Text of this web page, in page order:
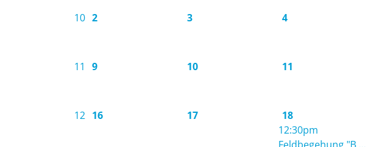
10 2 3 4
11 9 10 11
12 16 17
18
12:30pm